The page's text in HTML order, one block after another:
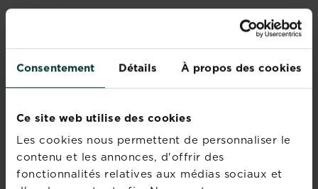
Consentement Détails À propos des cookies
Ce site web utilise des cookies
Les cookies nous permettent de personnaliser le
contenu et les annonces, d'offrir des
fonctionnalités relatives aux médias sociaux et
COMMENT FREINER L’INVASION
DU CHÉNOPODE BLANC ?
Le faux semis: la plante appréciant les sols
bien travaillés, il est possible de la duper en
préparant le sol comme pour un semis au
début de printemps, attendre la levée des